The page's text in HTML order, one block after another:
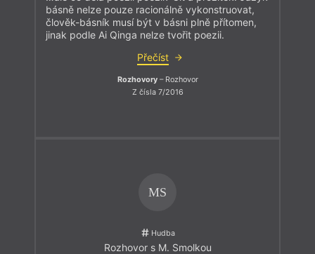
básně nelze pouze racionálně vykonstruovat,
člověk-básník musí být v básni plně přítomen,
jinak podle Ai Qinga nelze tvořit poezii.
Přečíst
Rozhovory– Rozhovor
Z čísla 7/2016
MS
Hudba
Rozhovor s M. Smolkou